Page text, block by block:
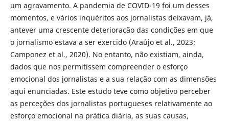
um agravamento. A pandemia de COVID-19 foi um desses
momentos, e vários inquéritos aos jornalistas deixavam, já,
antever uma crescente deterioração das condições em que
o jornalismo estava a ser exercido (Araújo et al., 2023;
Camponez et al., 2020). No entanto, não existiam, ainda,
dados que nos permitissem compreender o esforço
emocional dos jornalistas e a sua relação com as dimensões
aqui enunciadas. Este estudo teve como objetivo perceber
as perceções dos jornalistas portugueses relativamente ao
esforço emocional na prática diária, as suas causas,